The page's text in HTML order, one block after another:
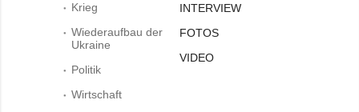
Krieg
Wiederaufbau der
Ukraine
Politik
Wirtschaft
INTERVIEW
FOTOS
VIDEO